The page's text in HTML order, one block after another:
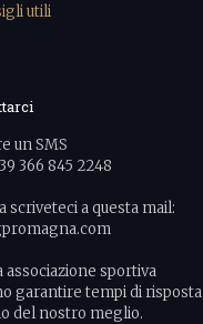
utili
un SMS
366 845 2248
scriveteci a questa mail:
associazione sportiva
garantire tempi di risposta
del nostro meglio.